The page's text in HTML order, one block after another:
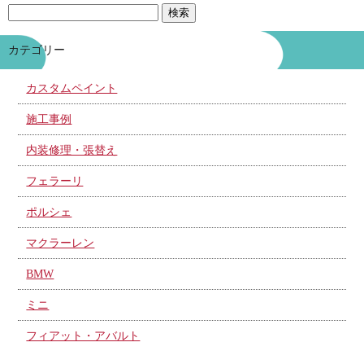
カテゴリー
カスタムペイント
施工事例
内装修理・張替え
フェラーリ
ポルシェ
マクラーレン
BMW
ミニ
フィアット・アバルト